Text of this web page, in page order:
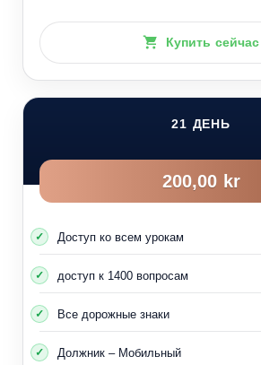
Купить сейчас
21 ДЕНЬ
200,00 kr
Доступ ко всем урокам
доступ к 1400 вопросам
Все дорожные знаки
Должник – Мобильный